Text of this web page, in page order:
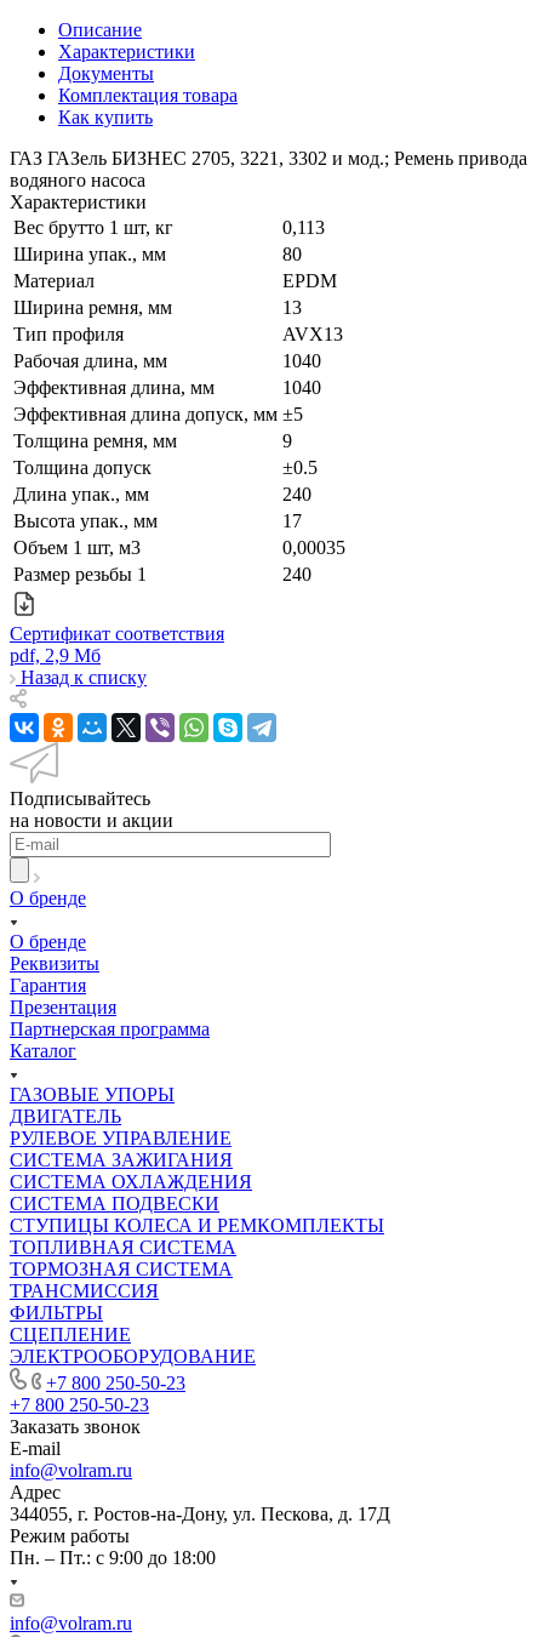
Описание
Характеристики
Документы
Комплектация товара
Как купить
ГАЗ ГАЗель БИЗНЕС 2705, 3221, 3302 и мод.; Ремень привода
водяного насоса
Характеристики
Вес брутто 1 шт, кг
0,113
Ширина упак., мм
80
Материал
EPDM
Ширина ремня, мм
13
Тип профиля
AVX13
Рабочая длина, мм
1040
Эффективная длина, мм
1040
Эффективная длина допуск, мм ±5
Толщина ремня, мм
9
Толщина допуск
±0.5
Длина упак., мм
240
Высота упак., мм
17
Объем 1 шт, м3
0,00035
Размер резьбы 1
240
Сертификат соответствия
pdf, 2,9 Мб
Назад к списку
Подписывайтесь
на новости и акции
О бренде
О бренде
Реквизиты
Гарантия
Презентация
Партнерская программа
Каталог
ГАЗОВЫЕ УПОРЫ
ДВИГАТЕЛЬ
РУЛЕВОЕ УПРАВЛЕНИЕ
СИСТЕМА ЗАЖИГАНИЯ
СИСТЕМА ОХЛАЖДЕНИЯ
СИСТЕМА ПОДВЕСКИ
СТУПИЦЫ КОЛЕСА И РЕМКОМПЛЕКТЫ
ТОПЛИВНАЯ СИСТЕМА
ТОРМОЗНАЯ СИСТЕМА
ТРАНСМИССИЯ
ФИЛЬТРЫ
СЦЕПЛЕНИЕ
ЭЛЕКТРООБОРУДОВАНИЕ
+7 800 250-50-23
+7 800 250-50-23
Заказать звонок
E-mail
info@volram.ru
Адрес
344055, г. Ростов-на-Дону, ул. Пескова, д. 17Д
Режим работы
Пн. – Пт.: с 9:00 до 18:00
info@volram.ru